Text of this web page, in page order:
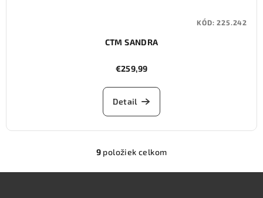
CTM SANDRA
€259,99
Detail
KÓD:225.242
O
v
9 položiek celkom